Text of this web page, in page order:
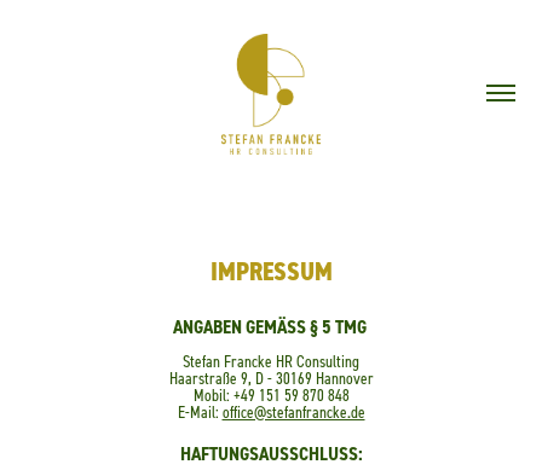
IMPRESSUM
ANGABEN GEMÄSS § 5 TMG
Stefan Francke HR Consulting
Haarstraße 9, D - 30169 Hannover
Mobil: +49 151 59 870 848
E-Mail: office@stefanfrancke.de
HAFTUNGSAUSSCHLUSS: